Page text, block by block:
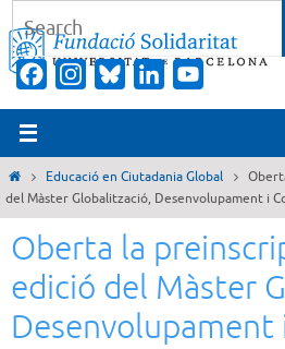
to
contentFacebookInstagramBlueskyLinkedIn
Channel
HomeEducació en Ciutadania Global
del Màster Globalització, Desenvolupament i
Oberta la
edició del Màster
Desenvolupament